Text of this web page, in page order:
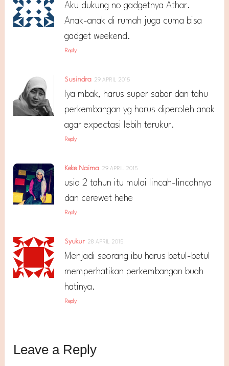
Aku dukung no gadgetnya Athar.
Anak-anak di rumah juga cuma bisa
gadget weekend.
Reply
Susindra 29 APRIL 2015
Iya mbak, harus super sabar dan tahu
perkembangan yg harus diperoleh anak
agar expectasi lebih terukur.
Reply
Keke Naima 29 APRIL 2015
usia 2 tahun itu mulai lincah-lincahnya
dan cerewet hehe
Reply
Syukur 28 APRIL 2015
Menjadi seorang ibu harus betul-betul
memperhatikan perkembangan buah
hatinya.
Reply
Leave a Reply